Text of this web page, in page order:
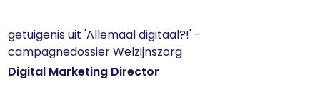
getuigenis uit 'Allemaal digitaal?!' -
campagnedossier Welzijnszorg
Digital Marketing Director